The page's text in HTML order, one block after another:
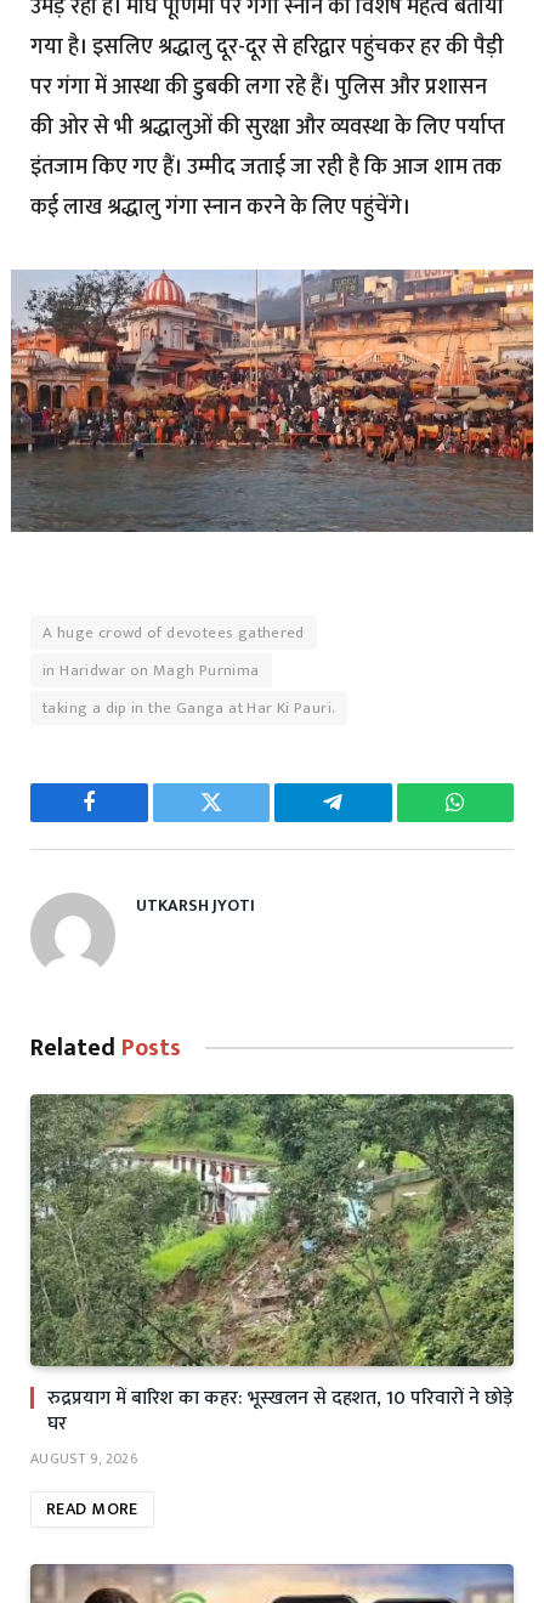
उमड़ रही है। माघ पूर्णिमा पर गंगा स्नान का विशेष महत्व बताया
गया है। इसलिए श्रद्धालु दूर-दूर से हरिद्वार पहुंचकर हर की पैड़ी
पर गंगा में आस्था की डुबकी लगा रहे हैं। पुलिस और प्रशासन
की ओर से भी श्रद्धालुओं की सुरक्षा और व्यवस्था के लिए पर्याप्त
इंतजाम किए गए हैं। उम्मीद जताई जा रही है कि आज शाम तक
कई लाख श्रद्धालु गंगा स्नान करने के लिए पहुंचेंगे।
A huge crowd of devotees gathered
in Haridwar on Magh Purnima
taking a dip in the Ganga at Har Ki Pauri.
Facebook Twitter Telegram
UTKARSH JYOTI
Related Posts
रुद्रप्रयाग में बारिश का कहर: भूस्खलन से दहशत, 10 परिवारों ने छोड़े
घर
AUGUST 9, 2026
READ MORE